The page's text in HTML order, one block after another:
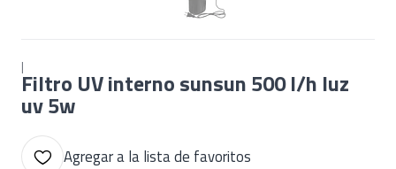
|
Filtro UV interno sunsun 500 l/h luz
uv 5w
Agregar a la lista de favoritos